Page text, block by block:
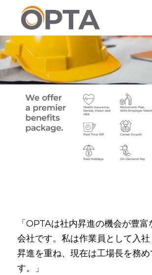
コ
ン
ン
「OPTAは社内昇進の機会が豊
会社です。私は作業員として入
昇進を重ね、現在は工場長を務め
す。」